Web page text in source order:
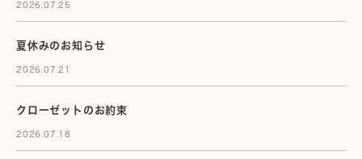
2026.07.25
夏休みのお知らせ
2026.07.21
クローゼットのお約束
2026.07.18